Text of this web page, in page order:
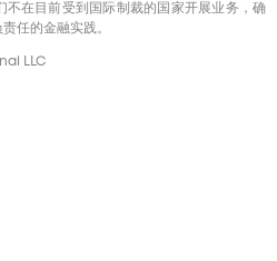
不在目前受到国际制裁的国家开展业务，确
任的金融实践。
LLC